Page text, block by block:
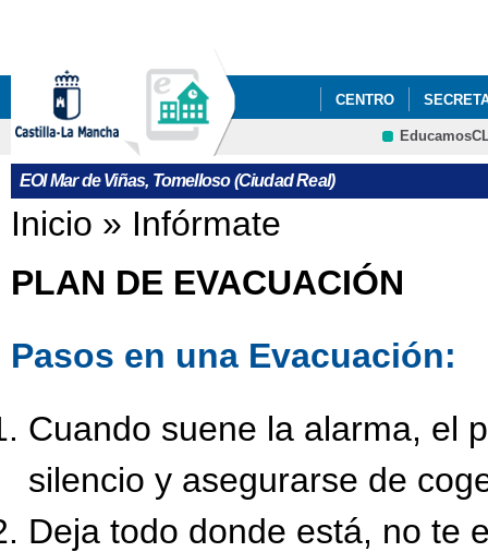
CENTRO
CORREO WEB
EOI Mar de Viñas, Tomelloso (Ciudad Real)
Se encuentra usted aquí
Inicio » Infórmate
PLAN DE EVACUACIÓN
Pasos en una Evacuación:
Cuando suene la alarma, el
silencio y asegurarse de
Deja todo donde está, no te